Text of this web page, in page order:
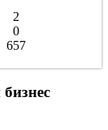
2
0
657